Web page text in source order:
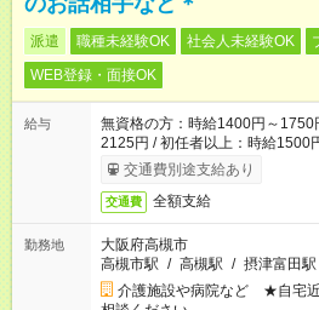
派遣 職種未経験OK 社会人未経験OK
WEB登録・面接OK
給与
無資格の方：時給1400円～1750
2125円 / 初任者以上：時給1500
交通費別途支給あり
交通費 全額支給
勤務地
大阪府高槻市
高槻市駅 / 高槻駅 / 摂津富田駅
介護施設や病院など ★自宅